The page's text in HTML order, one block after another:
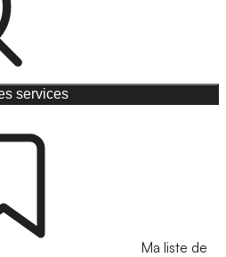
services
Ma liste de